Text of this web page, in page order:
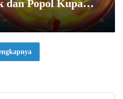
dan Popol Kupa